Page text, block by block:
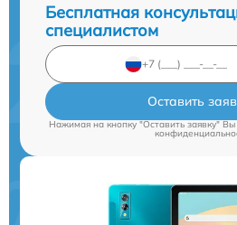
Бесплатная
специалистом
Оставить
Нажимая на кнопку "Оставить заявку"